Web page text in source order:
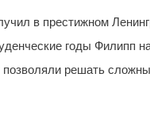
в престижном
годы Филипп
решать